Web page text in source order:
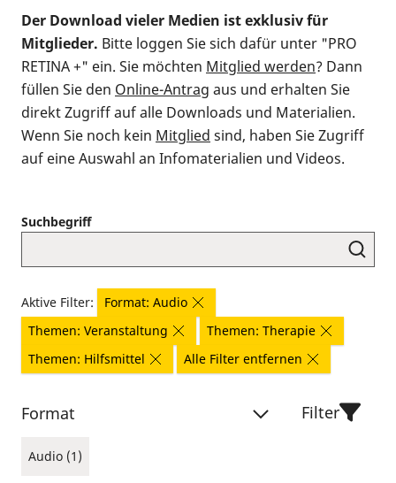
Der Download vieler Medien ist exklusiv für
Mitglieder. Bitte loggen Sie sich dafür unter "PRO
RETINA +" ein. Sie möchten Mitglied werden? Dann
füllen Sie den Online-Antrag aus und erhalten Sie
direkt Zugriff auf alle Downloads und Materialien.
Wenn Sie noch kein Mitglied sind, haben Sie Zugriff
auf eine Auswahl an Infomaterialien und Videos.
Suchbegriff
Aktive Filter:
Format: Audio
Themen: Veranstaltung
Themen: Therapie
Themen: Hilfsmittel
Alle Filter entfernen
Format
Audio (1)
Filter